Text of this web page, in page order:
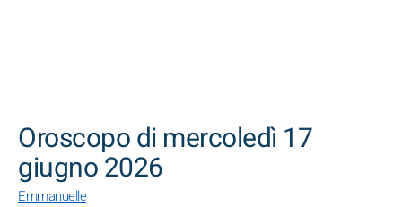
Oroscopo di mercoledì 17
giugno 2026
Emmanuelle